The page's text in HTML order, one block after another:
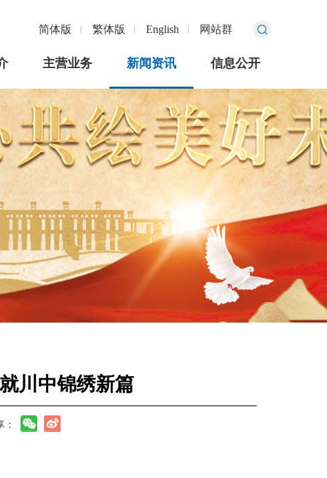
简体版 繁体版 English 网站群
主营业务 新闻资讯 信息公开
川中锦绣新篇
：